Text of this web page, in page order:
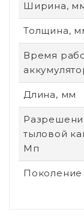
Ширина,
Толщина,
Время
Длина, мм
тыловой
Мп
Поколение